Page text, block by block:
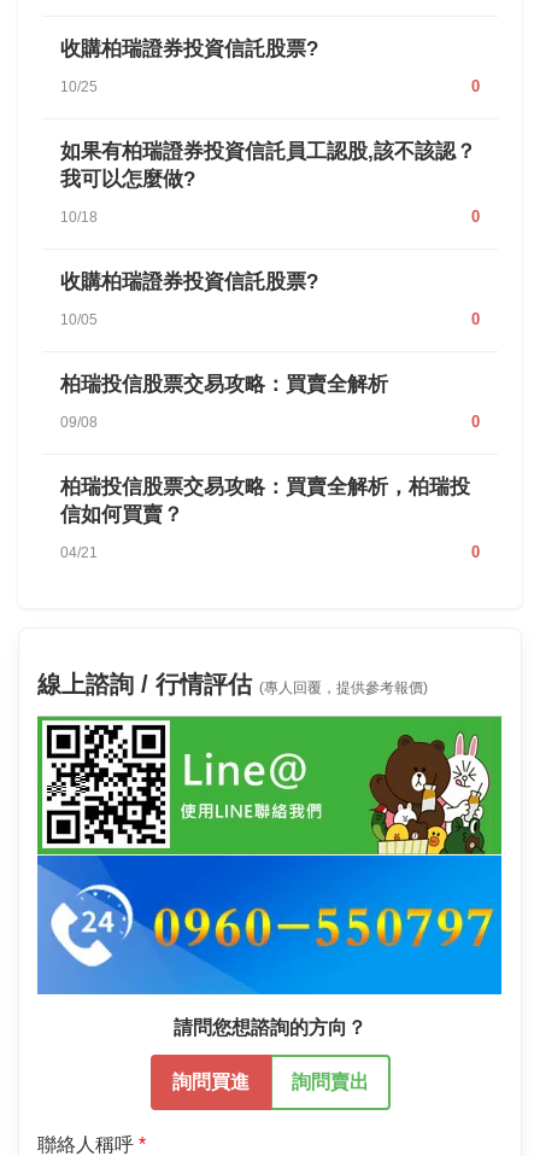
收購柏瑞證券投資信託股票?
10/25 0
如果有柏瑞證券投資信託員工認股,該不該認？
我可以怎麼做?
10/18 0
收購柏瑞證券投資信託股票?
10/05 0
柏瑞投信股票交易攻略：買賣全解析
09/08 0
柏瑞投信股票交易攻略：買賣全解析，柏瑞投
信如何買賣？
04/21 0
線上諮詢 / 行情評估 (專人回覆，提供參考報價)
請問您想諮詢的方向？
詢問買進 詢問賣出
聯絡人稱呼